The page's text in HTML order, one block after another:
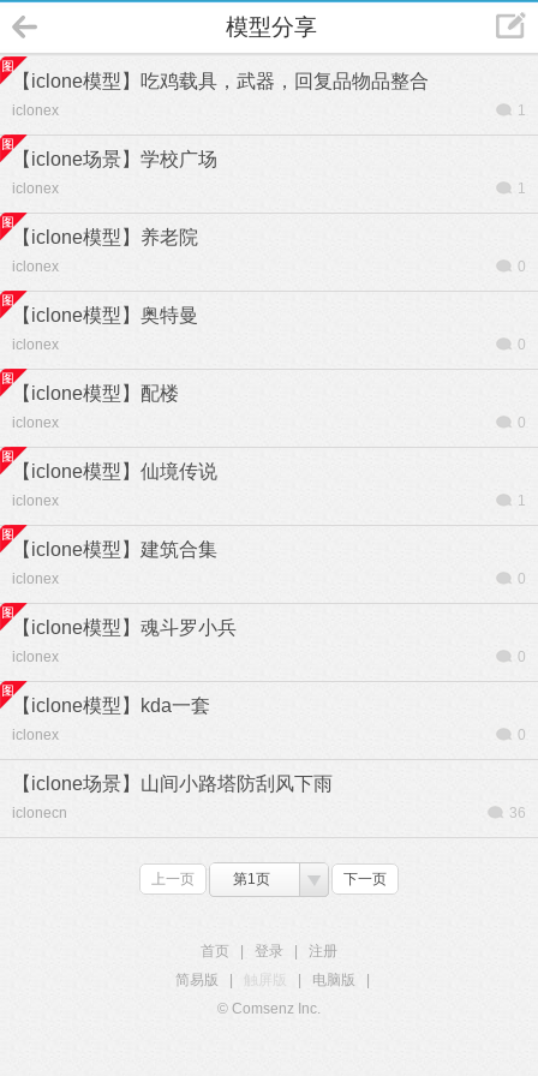
模型分享
【iclone模型】吃鸡载具，武器，回复品物品整合
iclonex 1
【iclone场景】学校广场
iclonex 1
【iclone模型】养老院
iclonex 0
【iclone模型】奥特曼
iclonex 0
【iclone模型】配楼
iclonex 0
【iclone模型】仙境传说
iclonex 1
【iclone模型】建筑合集
iclonex 0
【iclone模型】魂斗罗小兵
iclonex 0
【iclone模型】kda一套
iclonex 0
【iclone场景】山间小路塔防刮风下雨
iclonecn 36
上一页 第1页 下一页
首页 登录
注册
简易版
触屏版 电脑版
© Comsenz Inc.